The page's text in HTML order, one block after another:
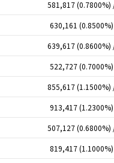
581,817 (0.7800%)
630,161
639,617 (0.8600%)
522,727
855,617 (1.1500%)
913,417
507,127 (0.6800%)
819,417